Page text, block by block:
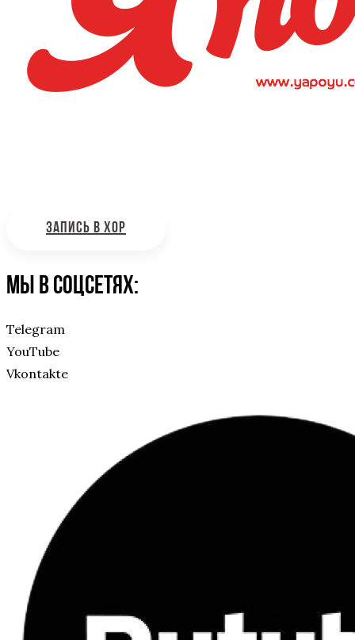
ЗАПИСЬ В ХОР
Мы в соцсетях:
Telegram
YouTube
Vkontakte